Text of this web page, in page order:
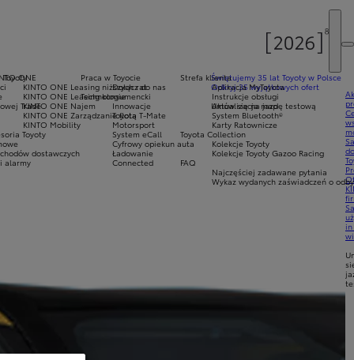
Świętujemy 35 lat Toyoty w Polsce
Odkryj 35 wyjątkowych ofert
Umów się na jazdę testową
Praca w Toyocie
Dołącz do nas
Technologie
Innowacje
Toyota T-Mate
Motorsport
System eCall
Cyfrowy opiekun auta
Ładowanie
Connected
ONE
KINTO ONE Leasing niższych rat
KINTO ONE Leasing konsumencki
KINTO ONE Najem
KINTO ONE Zarządzanie flotą
KINTO Mobility
Trade
Toyoty
dostawczych
alarmy
Strefa klienta
Aplikacja MyToyota
Instrukcje obsługi
Aktualizacja map
System Bluetooth®
Karty Ratownicze
Toyota Collection
Kolekcje Toyoty
Kolekcje Toyoty Gazoo Racing
FAQ
Najczęściej zadawane pytania
Wykaz wydanych zaświadczeń o